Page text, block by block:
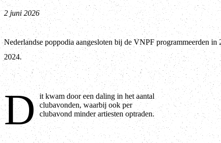
2 juni 2026
Nederlandse poppodia aangesloten bij de VNPF programmeerden in
2024.
D it kwam door een daling in het aantal
clubavonden, waarbij ook per
clubavond minder artiesten optraden.